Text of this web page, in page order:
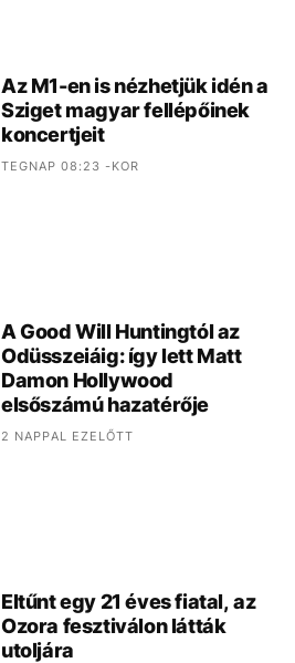
Az M1-en is nézhetjük idén a
Sziget magyar fellépőinek
koncertjeit
TEGNAP 08:23 -KOR
A Good Will Huntingtól az
Odüsszeiáig: így lett Matt
Damon Hollywood
elsőszámú hazatérője
2 NAPPAL EZELŐTT
Eltűnt egy 21 éves fiatal, az
Ozora fesztiválon látták
utoljára